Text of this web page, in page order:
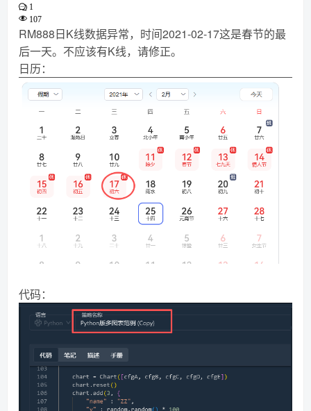
1
107
RM888日K线数据异常，时间2021-02-17这是春节的最
后一天。不应该有K线，请修正。
日历：
代码：